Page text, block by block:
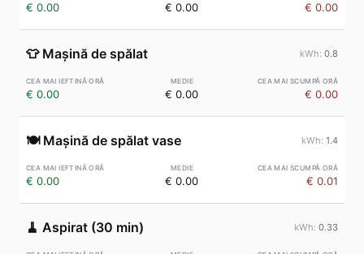
€ 0.00 € 0.00 € 0.00
👕 Mașină de spălat 0.8
€ 0.00 € 0.00 € 0.00
🍽️ Mașină de spălat vase 1.4
€ 0.00 € 0.00 € 0.01
🧹 Aspirat (30 min) 0.33